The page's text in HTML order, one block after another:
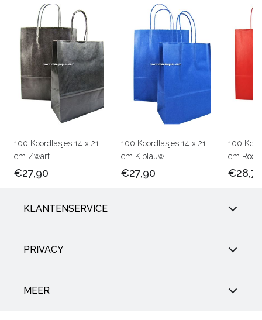
100 Koordtasjes 14 x 21
cm Zwart
€27,90
100 Koordtasjes 14 x 21
cm K.blauw
€27,90
100
cm Rood
€28,75
KLANTENSERVICE
PRIVACY
MEER